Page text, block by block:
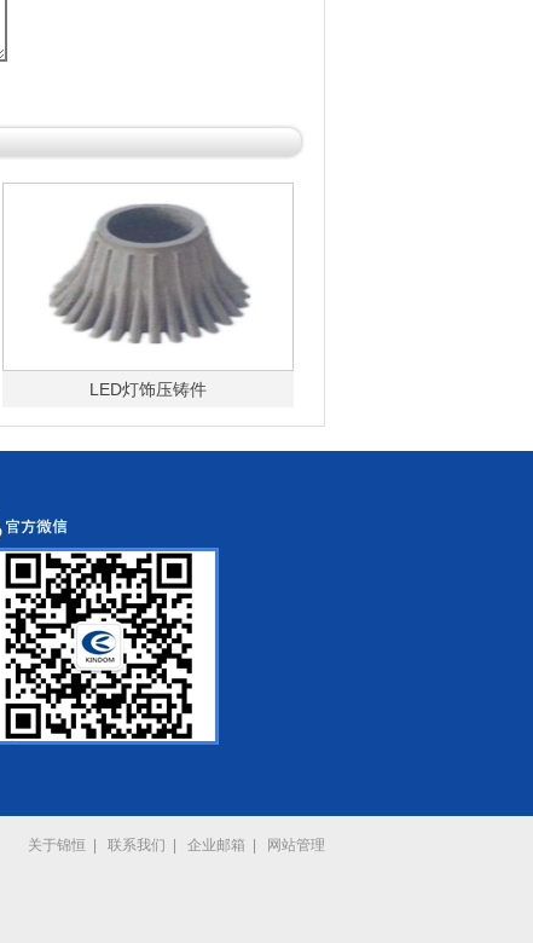
LED灯饰压铸件
关于锦恒 联系我们 企业邮箱 网站管理